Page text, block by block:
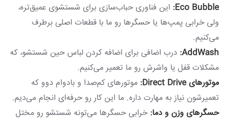
Eco Bubble: این فناوری حباب‌سازی برای شستشوی عمیق‌تره،
ولی خرابی پمپ‌ها یا حسگرها رو ما با قطعات اصلی برطرف
می‌کنیم.
AddWash: درب اضافی برای اضافه کردن لباس حین شستشو، که
مشکلات قفل یا واشرش رو ما تعمیر می‌کنیم.
موتورهای Direct Drive:
موتورهای کم‌صدا و بادوام دوو که
تعمیرشون نیاز به مهارت داره. ما این کار رو حرفه‌ای انجام می‌دیم.
حسگرهای وزن و دما: خرابی حسگرها می‌تونه شستشو رو مختل